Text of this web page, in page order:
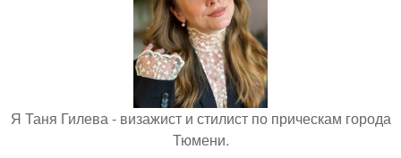
Я Таня Гилева - визажист и стилист по прическам города
Тюмени.